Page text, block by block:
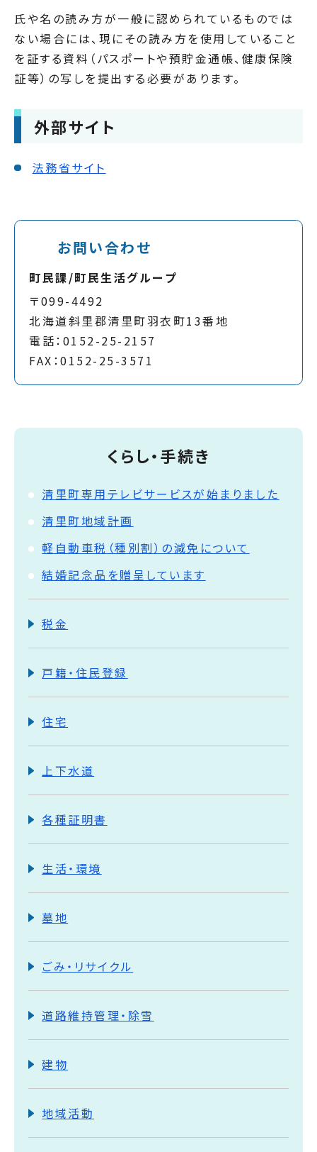
氏や名の読み方が一般に認められているものでは
ない場合には、現にその読み方を使用していること
を証する資料（パスポートや預貯金通帳、健康保険
証等）の写しを提出する必要があります。
外部サイト
法務省サイト
お問い合わせ
町民課/町民生活グループ
〒099-4492
北海道斜里郡清里町羽衣町13番地
電話：0152-25-2157
FAX：0152-25-3571
くらし・手続き
清里町専用テレビサービスが始まりました
清里町地域計画
軽自動車税（種別割）の減免について
結婚記念品を贈呈しています
税金
戸籍・住民登録
住宅
上下水道
各種証明書
生活・環境
墓地
ごみ・リサイクル
道路維持管理・除雪
建物
地域活動